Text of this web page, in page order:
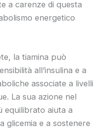
a carenze di questa
energetico
la tiamina può
all’insulina e a
associate a livelli
La sua azione nel
equilibrato aiuta a
glicemia e a sostenere